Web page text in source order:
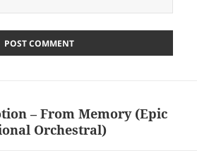
– From Memory (Epic
Orchestral)